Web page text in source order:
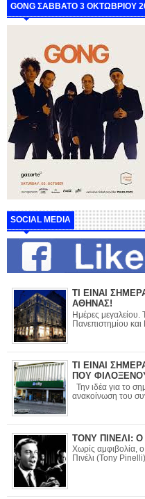
GONG ΣΑΒΒΑΤΟ 3 ΟΚΤΩΒΡΙΟΥ
SOCIAL MEDIA
ΤΙ ΕΙΝΑΙ
ΑΘΗΝΑΣ!
Ημέρες
ΤΙ ΕΙΝΑΙ
ΠΟΥ
Την ιδέα για το
ανακοίνωση του
ΤΟΝΥ ΠΙΝΕΛΙ:
Χωρίς αμφιβολία,
Πινέλι (Tony Pinelli),